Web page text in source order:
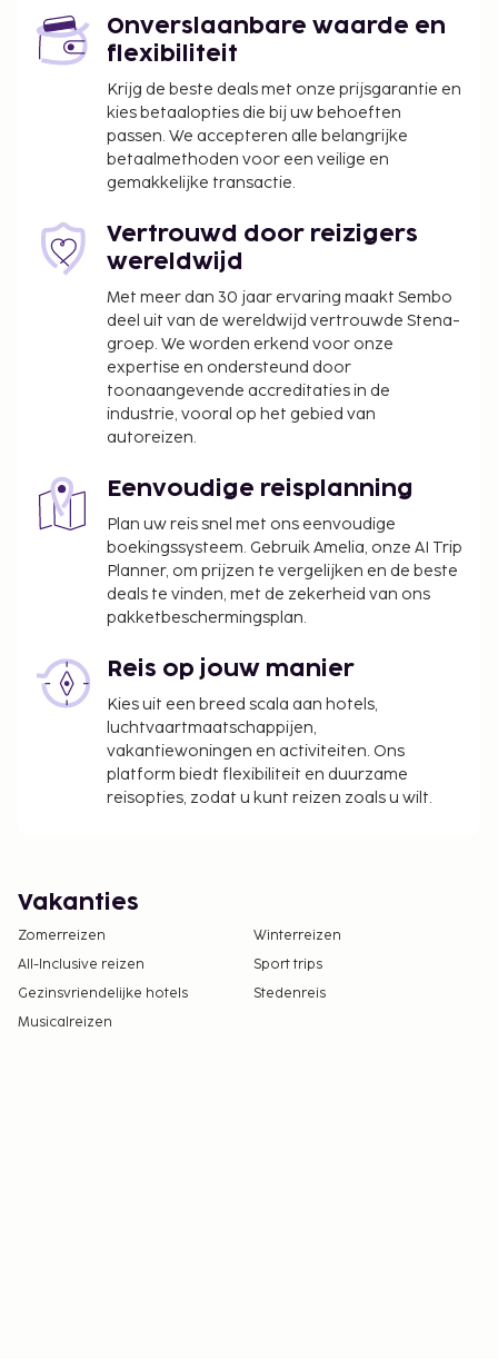
Onverslaanbare waarde en
flexibiliteit
Krijg de beste deals met onze prijsgarantie en
kies betaalopties die bij uw behoeften
passen. We accepteren alle belangrijke
betaalmethoden voor een veilige en
gemakkelijke transactie.
Vertrouwd door reizigers
wereldwijd
Met meer dan 30 jaar ervaring maakt Sembo
deel uit van de wereldwijd vertrouwde Stena-
groep. We worden erkend voor onze
expertise en ondersteund door
toonaangevende accreditaties in de
industrie, vooral op het gebied van
autoreizen.
Eenvoudige reisplanning
Plan uw reis snel met ons eenvoudige
boekingssysteem. Gebruik Amelia, onze AI Trip
Planner, om prijzen te vergelijken en de beste
deals te vinden, met de zekerheid van ons
pakketbeschermingsplan.
Reis op jouw manier
Kies uit een breed scala aan hotels,
luchtvaartmaatschappijen,
vakantiewoningen en activiteiten. Ons
platform biedt flexibiliteit en duurzame
reisopties, zodat u kunt reizen zoals u wilt.
Vakanties
Zomerreizen
Winterreizen
All-Inclusive reizen
Sport trips
Gezinsvriendelijke hotels
Stedenreis
Musicalreizen